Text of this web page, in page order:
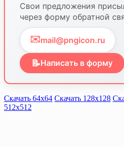
Свои предложения
через форму обратной
✉️mail@pngicon.ru
📝Написать в форму
Скачать 64х64 Скачать 128х128
512х512